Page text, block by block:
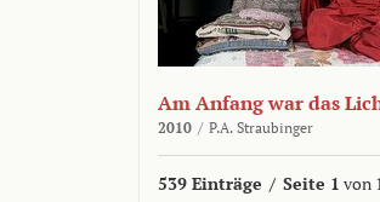
Am Anfang war das
2010 / P.A. Straubinger
539 Einträge / Seite 1 von